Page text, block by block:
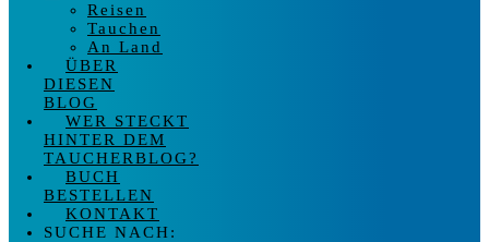
Reisen
Tauchen
An Land
ÜBER
DIESEN
BLOG
WER STECKT
HINTER DEM
TAUCHERBLOG?
BUCH
BESTELLEN
KONTAKT
SUCHE NACH: